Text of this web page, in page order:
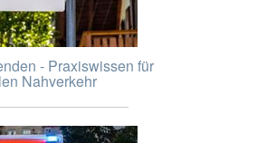
- Praxiswissen für
Nahverkehr